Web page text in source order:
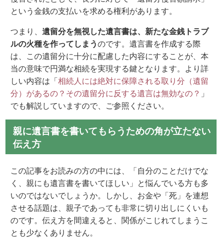
という金銭の支払いを求める権利があります。
つまり、遺留分を無視した遺言書は、新たな金銭トラブ
ルの火種を作ってしまうのです。遺言書を作成する際
は、この遺留分に十分に配慮した内容にすることが、本
当の意味で円満な相続を実現する鍵となります。より詳
しい内容は「相続人には絶対に保障される取り分（遺留
分）があるの？その遺留分に反する遺言は無効なの？ 」
でも解説していますので、ご参照ください。
親に遺言書を書いてもらうための角が立たない
伝え方
この記事をお読みの方の中には、「自分のことだけでな
く、親にも遺言書を書いてほしい」と悩んでいる方も多
いのではないでしょうか。しかし、お金や「死」を連想
させる話題は、親子であっても非常に切り出しにくいも
のです。伝え方を間違えると、関係がこじれてしまうこ
とも少なくありません。